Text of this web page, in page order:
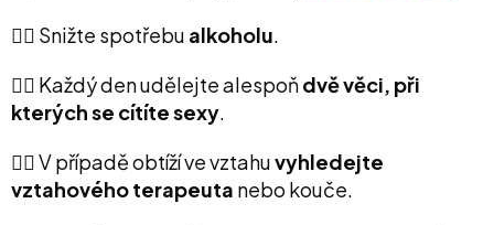
👉🏻 Snižte spotřebu alkoholu.
👉🏻 Každý den udělejte alespoňdvě věci, při
kterých se cítíte sexy.
👉🏻 V případě obtíží ve vztahuvyhledejte
vztahového terapeuta nebo kouče.